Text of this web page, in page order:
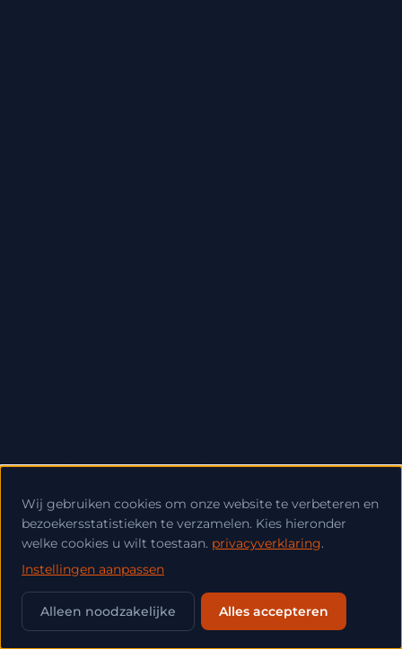
Wij gebruiken cookies om onze website te verbeteren en
bezoekersstatistieken te verzamelen. Kies hieronder
welke cookies u wilt toestaan. privacyverklaring.
Instellingen aanpassen
Alleen noodzakelijke Alles accepteren